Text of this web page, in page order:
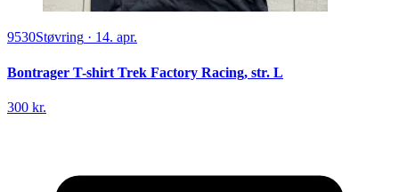
9530Støvring · 14. apr.
Bontrager T-shirt Trek Factory Racing, str. L
300 kr.